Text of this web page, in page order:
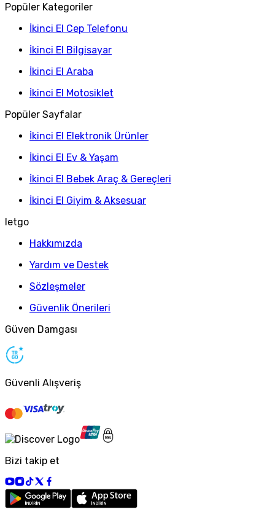
Popüler Kategoriler
İkinci El Cep Telefonu
İkinci El Bilgisayar
İkinci El Araba
İkinci El Motosiklet
Popüler Sayfalar
İkinci El Elektronik Ürünler
İkinci El Ev & Yaşam
İkinci El Bebek Araç & Gereçleri
İkinci El Giyim & Aksesuar
letgo
Hakkımızda
Yardım ve Destek
Sözleşmeler
Güvenlik Önerileri
Güven Damgası
Güvenli Alışveriş
Bizi takip et